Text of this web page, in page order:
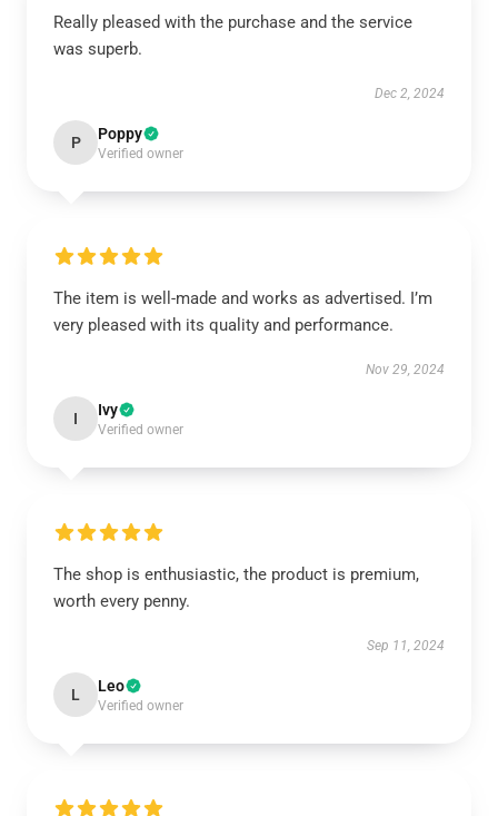
Really pleased with the purchase and the service
was superb.
Dec 2, 2024
P Poppy
Verified owner
The item is well-made and works as advertised. I’m
very pleased with its quality and performance.
Nov 29, 2024
I Ivy
Verified owner
The shop is enthusiastic, the product is premium,
worth every penny.
Sep 11, 2024
L Leo
Verified owner